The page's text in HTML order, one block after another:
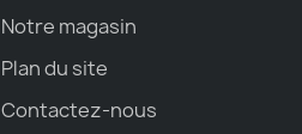
Notre magasin
Plan du site
Contactez-nous